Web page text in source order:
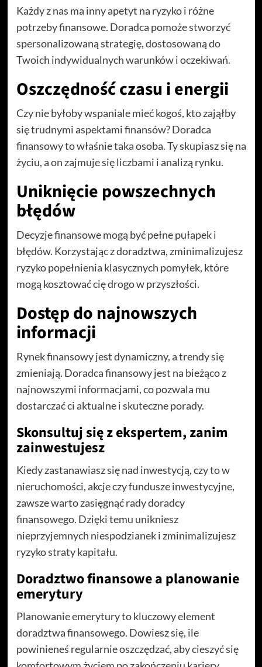
Każdy z nas ma inny apetyt na ryzyko i różne
potrzeby finansowe. Doradca pomoże stworzyć
spersonalizowaną strategię, dostosowaną do
Twoich indywidualnych warunków i oczekiwań.
Oszczędność czasu i energii
Czy nie byłoby wspaniale mieć kogoś, kto zająłby
się trudnymi aspektami finansów? Doradca
finansowy to właśnie taka osoba. Ty skupiasz się na
życiu, a on zajmuje się liczbami i analizą rynku.
Uniknięcie powszechnych
błędów
Decyzje finansowe mogą być pełne pułapek i
błędów. Korzystając z doradztwa, zminimalizujesz
ryzyko popełnienia klasycznych pomyłek, które
mogą kosztować cię drogo w przyszłości.
Dostęp do najnowszych
informacji
Rynek finansowy jest dynamiczny, a trendy się
zmieniają. Doradca finansowy jest na bieżąco z
najnowszymi informacjami, co pozwala mu
dostarczać ci aktualne i skuteczne porady.
Skonsultuj się z ekspertem, zanim
zainwestujesz
Kiedy zastanawiasz się nad inwestycją, czy to w
nieruchomości, akcje czy fundusze inwestycyjne,
zawsze warto zasięgnąć rady doradcy
finansowego. Dzięki temu unikniesz
nieprzyjemnych niespodzianek i zminimalizujesz
ryzyko straty kapitału.
Doradztwo finansowe a planowanie
emerytury
Planowanie emerytury to kluczowy element
doradztwa finansowego. Dowiesz się, ile
powinieneś regularnie oszczędzać, aby cieszyć się